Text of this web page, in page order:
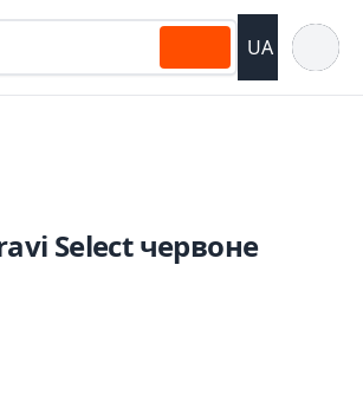
UA
Select червоне